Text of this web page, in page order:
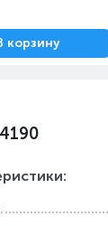
корзину